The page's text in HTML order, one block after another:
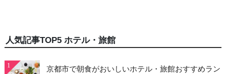
人気記事TOP5 ホテル・旅館
1
京都市で朝食がおいしいホテル・旅館おすすめラン